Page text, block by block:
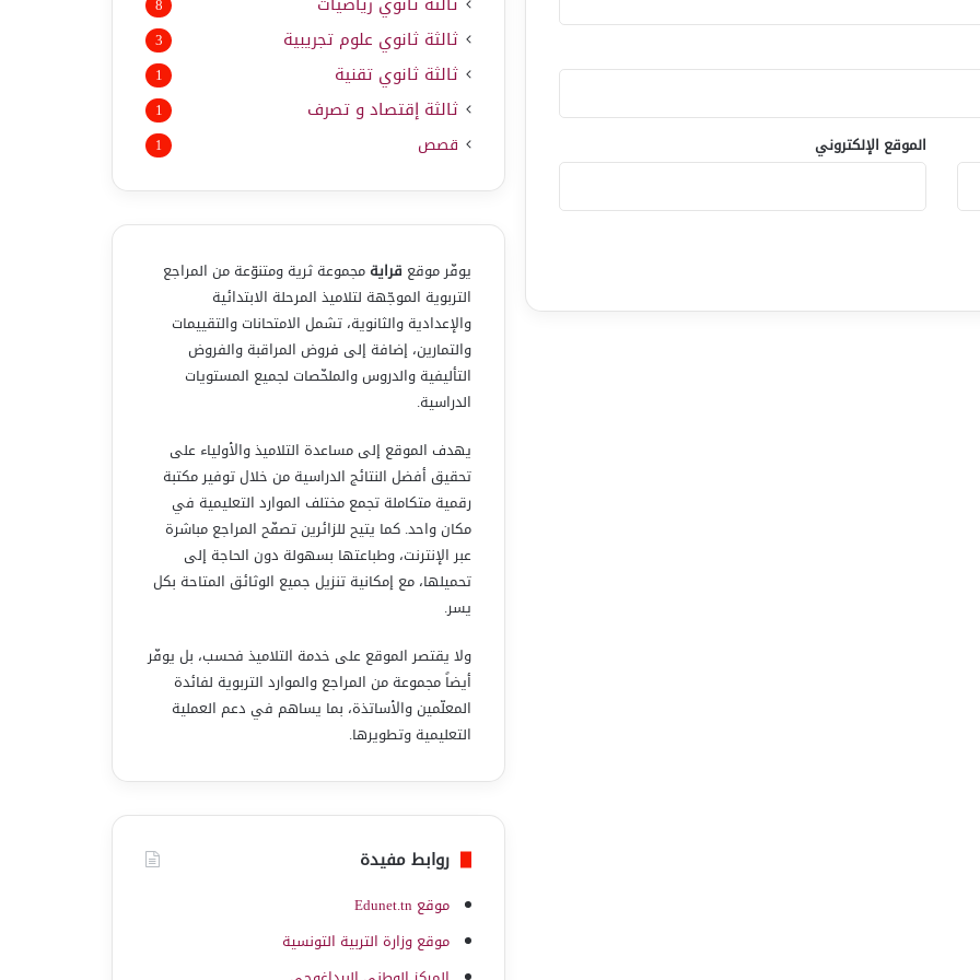
الموقع الإلكتروني
8
ثالثة ثانوي علوم تجريبية 3
ثالثة ثانوي تقنية 1
ثالثة إقتصاد و تصرف 1
قصص 1
يوفّر موقع قرايةمجموعة ثرية ومتنوّعة من المراجع
التربوية الموجّهة لتلاميذ المرحلة الابتدائية
والإعدادية والثانوية، تشمل الامتحانات والتقييمات
والتمارين، إضافة إلى فروض المراقبة والفروض
التأليفية والدروس والملخّصات لجميع المستويات
الدراسية.
يهدف الموقع إلى مساعدة التلاميذ والأولياء على
تحقيق أفضل النتائج الدراسية من خلال توفير مكتبة
رقمية متكاملة تجمع مختلف الموارد التعليمية في
مكان واحد. كما يتيح للزائرين تصفّح المراجع مباشرة
عبر الإنترنت، وطباعتها بسهولة دون الحاجة إلى
تحميلها، مع إمكانية تنزيل جميع الوثائق المتاحة بكل
يسر.
ولا يقتصر الموقع على خدمة التلاميذ فحسب، بل يوفّر
أيضاً مجموعة من المراجع والموارد التربوية لفائدة
المعلّمين والأساتذة، بما يساهم في دعم العملية
التعليمية وتطويرها.
روابط مفيدة
موقع Edunet.tn
موقع وزارة التربية التونسية